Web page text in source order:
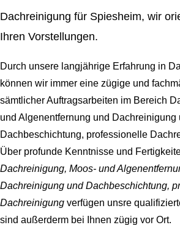
Dachreinigung für Spiesheim, wir
Ihren Vorstellungen.
Durch unsere langjährige Erfahrung in
können wir immer eine zügige und
sämtlicher Auftragsarbeiten im Bereich
und Algenentfernung und Dachreinigung
Dachbeschichtung, professionelle
Über profunde Kenntnisse und
Dachreinigung, Moos- und
Dachreinigung und Dachbeschichtung,
Dachreinigung verfügen unsre
sind außerderm bei Ihnen zügig vor Ort.